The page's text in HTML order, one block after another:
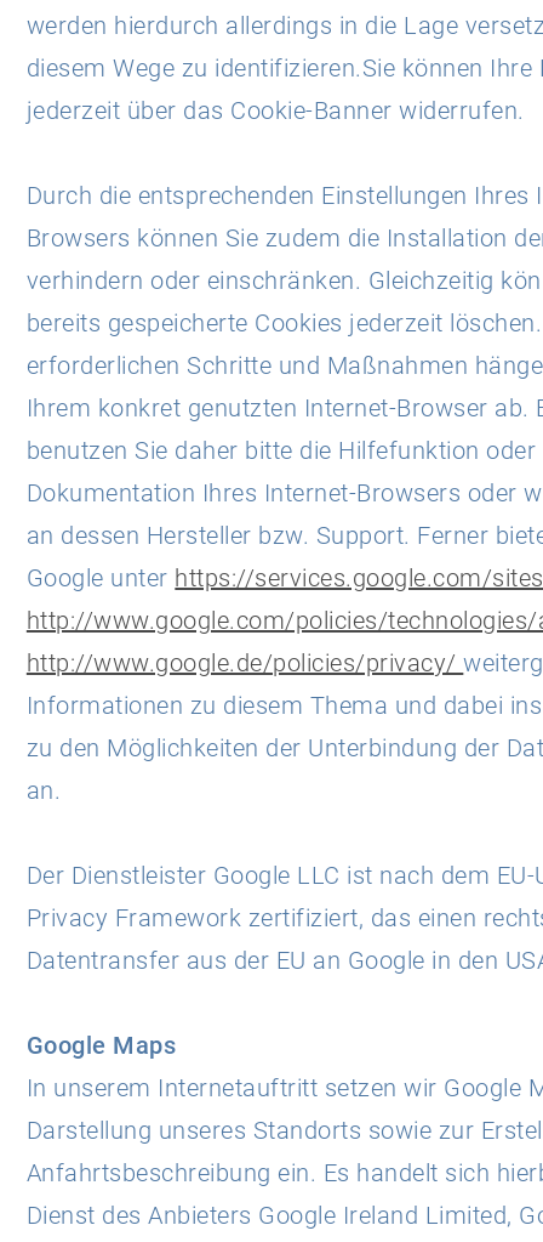
werden hierdurch allerdings in die Lage
diesem Wege zu identifizieren.Sie können Ihre
jederzeit über das Cookie-Banner widerrufen.
Durch die entsprechenden Einstellungen Ihres
Browsers können Sie zudem die Installation
verhindern oder einschränken. Gleichzeitig
bereits gespeicherte Cookies jederzeit
erforderlichen Schritte und Maßnahmen
Ihrem konkret genutzten Internet-Browser ab.
benutzen Sie daher bitte die Hilfefunktion oder
Dokumentation Ihres Internet-Browsers oder
an dessen Hersteller bzw. Support. Ferner
Google unter https://services.google.com/
http://www.google.com/policies/
http://www.google.de/policies/privacy/
Informationen zu diesem Thema und dabei
zu den Möglichkeiten der Unterbindung der
an.
Der Dienstleister Google LLC ist nach dem EU-
Privacy Framework zertifiziert, das einen
Datentransfer aus der EU an Google in den
Google Maps
In unserem Internetauftritt setzen wir Google
Darstellung unseres Standorts sowie zur
Anfahrtsbeschreibung ein. Es handelt sich
Dienst des Anbieters Google Ireland Limited,